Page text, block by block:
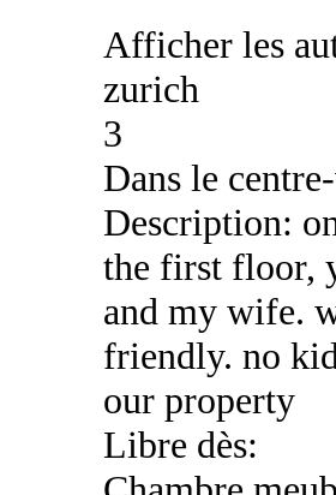
Afficher les
zurich
3
Dans le
Description:
the first floor,
and my wife.
friendly. no
our property
Libre dès: